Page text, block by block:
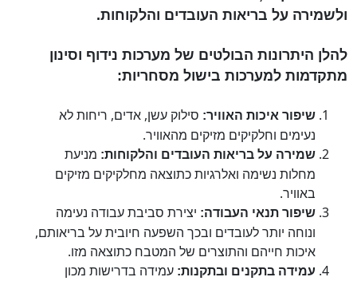
ולשמירה על בריאות העובדים והלקוחות.
להלן היתרונות הבולטים של מערכות נידוף וסינון
מתקדמות למערכות בישול מסחריות:
שיפור איכות האוויר: סילוק עשן, אדים, ריחות לא
נעימים וחלקיקים מזיקים מהאוויר.
שמירה על בריאות העובדים והלקוחות: מניעת
מחלות נשימה ואלרגיות כתוצאה מחלקיקים מזיקים
באוויר.
שיפור תנאי העבודה: יצירת סביבת עבודה נעימה
ונוחה יותר לעובדים ובכך השפעה חיובית על בריאותם,
איכות חייהם והתוצרים של המטבח כתוצאה מזו.
עמידה בתקנים ובתקנות: עמידה בדרישות מכון